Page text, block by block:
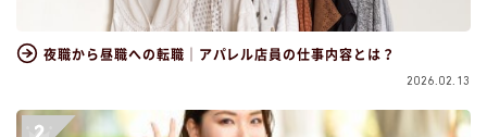
夜職から昼職への転職｜アパレル店員の仕事内容とは？
2026.02.13